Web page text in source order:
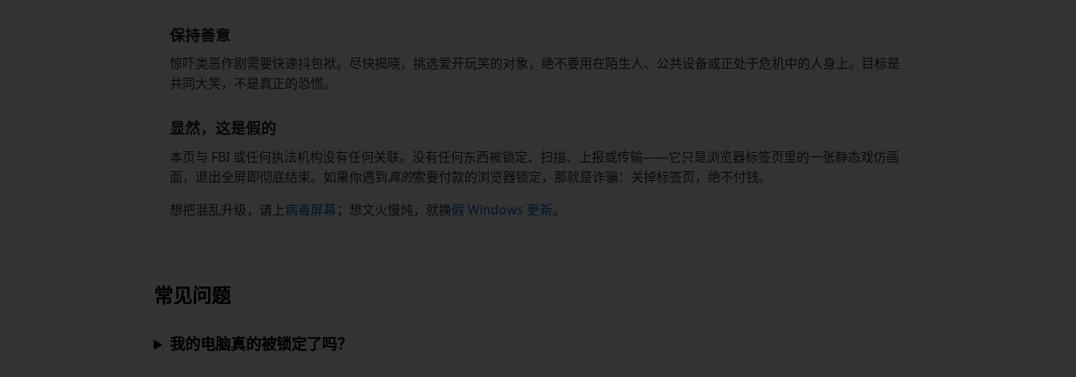
保持善意
惊吓类恶作剧需要快速抖包袱。尽快揭晓，挑选爱开玩笑的对象，绝不要用在陌生人、公共设备或正处于危机中的人身上。目标是
共同大笑，不是真正的恐慌。
显然，这是假的
本页与 FBI 或任何执法机构没有任何关联。没有任何东西被锁定、扫描、上报或传输——它只是浏览器标签页里的一张静态戏仿画
面，退出全屏即彻底结束。如果你遇到真的索要付款的浏览器锁定，那就是诈骗：关掉标签页，绝不付钱。
想把混乱升级，请上病毒屏幕；想文火慢炖，就换假 Windows 更新。
常见问题
我的电脑真的被锁定了吗？